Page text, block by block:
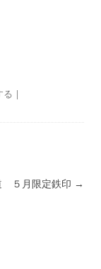
る |
５月限定鉄印 →